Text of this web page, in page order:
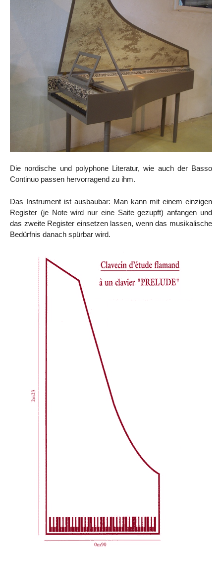
Die nordische und polyphone Literatur, wie auch der Basso
Continuo passen hervorragend zu ihm.
Das Instrument ist ausbaubar: Man kann mit einem einzigen
Register (je Note wird nur eine Saite gezupft) anfangen und
das zweite Register einsetzen lassen, wenn das musikalische
Bedürfnis danach spürbar wird.